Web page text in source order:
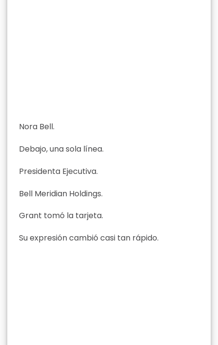
Nora Bell.
Debajo, una sola línea.
Presidenta Ejecutiva.
Bell Meridian Holdings.
Grant tomó la tarjeta.
Su expresión cambió casi tan rápido.